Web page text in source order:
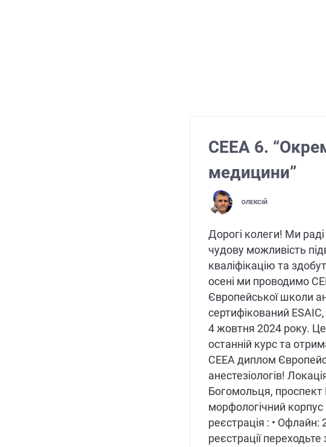
CEEA 6.
медицини”
ОЛЕКСІЙ
Дорогі колеги! Ми
чудову можливість
кваліфікацію та
осені ми проводимо
Європейської школи
сертифікований
4 жовтня 2024 року.
останній курс та
СЕЕА диплом
анестезіологів!
Богомольця, проспект
морфологічний корпус
реєстрація : • Офлайн:
реєстрації